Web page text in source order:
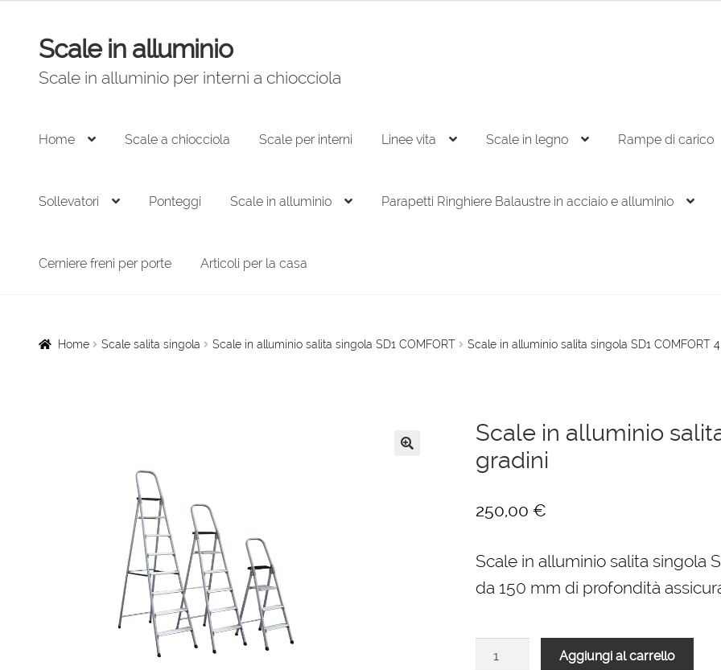
Vai
alla
navigazione
Vai
al
contenuto
Scale in alluminio
Scale in alluminio per interni a chiocciola
Home Scale a chiocciola Scale per interni Linee vita Scale in legno Rampe di carico
Sollevatori Ponteggi Scale in alluminio Parapetti Ringhiere Balaustre in acciaio e alluminio
Cerniere freni per porte Articoli per la casa
Home Scale salita singola Scale in alluminio salita singola SD1 COMFORT Scale in alluminio salita singola SD1 COMFORT
Scale in alluminio
gradini
250,00 €
Scale in alluminio salita singola
da 150 mm di profondità
Aggiungi al carrello